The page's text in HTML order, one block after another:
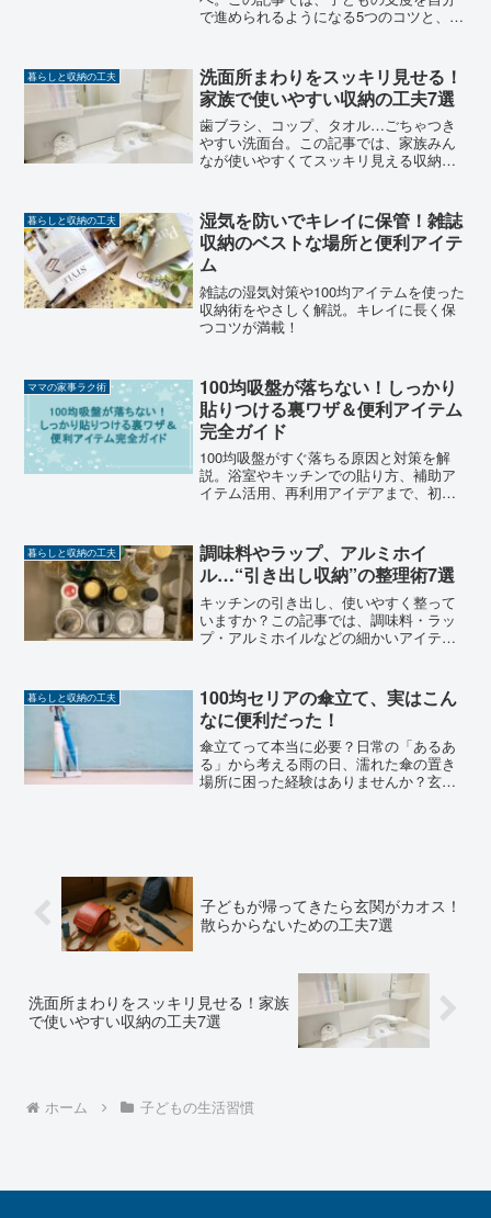
で進められるようになる5つのコツと、年
暮らしと収納の工夫
洗面所まわりをスッキリ見せる！
家族で使いやすい収納の工夫7選
歯ブラシ、コップ、タオル…ごちゃつき
やすい洗面台。この記事では、家族みん
なが使いやすくてスッキリ見える収納ア
暮らしと収納の工夫
湿気を防いでキレイに保管！雑誌
収納のベストな場所と便利アイテ
ム
雑誌の湿気対策や100均アイテムを使った
収納術をやさしく解説。キレイに長く保
つコツが満載！
ママの家事ラク術
100均吸盤が落ちない！しっかり
貼りつける裏ワザ＆便利アイテム
完全ガイド
100均吸盤がすぐ落ちる原因と対策を解
説。浴室やキッチンでの貼り方、補助ア
イテム活用、再利用アイデアまで、初心
暮らしと収納の工夫
調味料やラップ、アルミホイ
ル…“引き出し収納”の整理術7選
キッチンの引き出し、使いやすく整って
いますか？この記事では、調味料・ラッ
プ・アルミホイルなどの細かいアイテム
暮らしと収納の工夫
100均セリアの傘立て、実はこん
なに便利だった！
傘立てって本当に必要？日常の「あるあ
る」から考える雨の日、濡れた傘の置き
場所に困った経験はありませんか？玄関
子どもが帰ってきたら玄関がカオス！
散らからないための工夫7選
洗面所まわりをスッキリ見せる！家族
で使いやすい収納の工夫7選
ホーム 子どもの生活習慣